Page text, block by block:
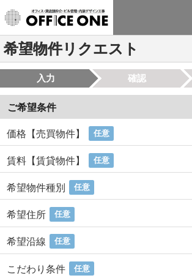
希望物件リクエスト
入力 確認
ご希望条件
価格【売買物件】 任意
賃料【賃貸物件】 任意
希望物件種別 任意
希望住所 任意
希望沿線 任意
こだわり条件 任意